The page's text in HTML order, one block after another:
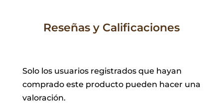
Reseñas y Calificaciones
Solo los usuarios registrados que hayan
comprado este producto pueden hacer una
valoración.